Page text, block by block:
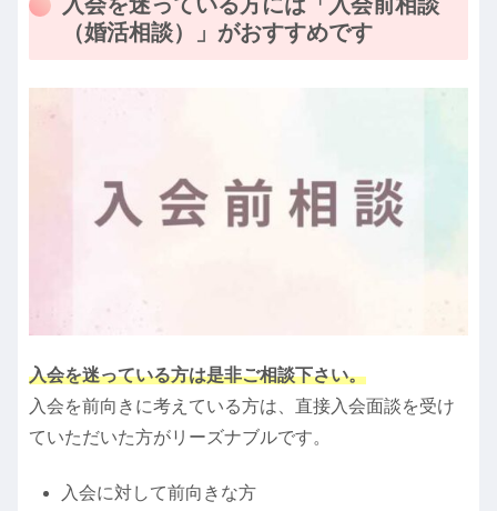
（婚活相談）」がおすすめです
入会を迷っている方は是非ご相談下さい。
入会を前向きに考えている方は、直接入会面談を受け
ていただいた方がリーズナブルです。
入会に対して前向きな方